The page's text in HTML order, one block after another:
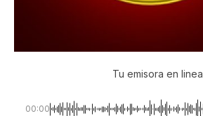
Tu emisora en linea
00:00